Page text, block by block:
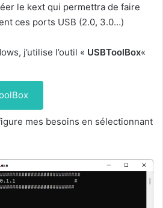
le kext qui permettra de faire
ces ports USB (2.0, 3.0…)
j’utilise l’outil « USBToolBox«
mes besoins en sélectionnant